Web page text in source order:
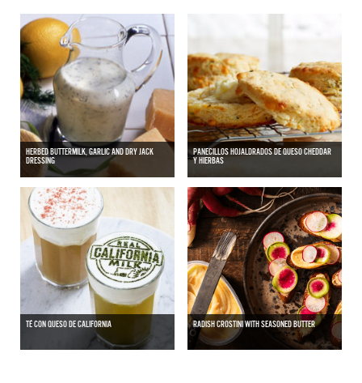
HERBED BUTTERMILK, GARLIC AND DRY JACK
DRESSING
PANECILLOS HOJALDRADOS DE QUESO CHEDDAR
Y HIERBAS
TÉ CON QUESO DE CALIFORNIA RADISH CROSTINI WITH SEASONED BUTTER